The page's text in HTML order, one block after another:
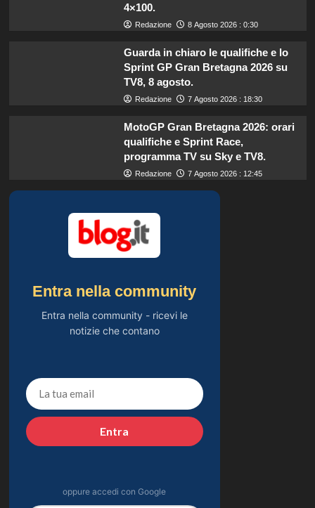
4×100.
Redazione 8 Agosto 2026 : 0:30
Guarda in chiaro le qualifiche e lo
Sprint GP Gran Bretagna 2026 su
TV8, 8 agosto.
Redazione 7 Agosto 2026 : 18:30
MotoGP Gran Bretagna 2026: orari
qualifiche e Sprint Race,
programma TV su Sky e TV8.
Redazione 7 Agosto 2026 : 12:45
Entra nella community
Entra nella community - ricevi le
notizie che contano
Entra
oppure accedi con Google